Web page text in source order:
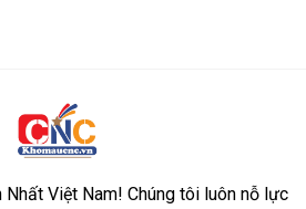
Việt Nam! Chúng tôi luôn nỗ lực